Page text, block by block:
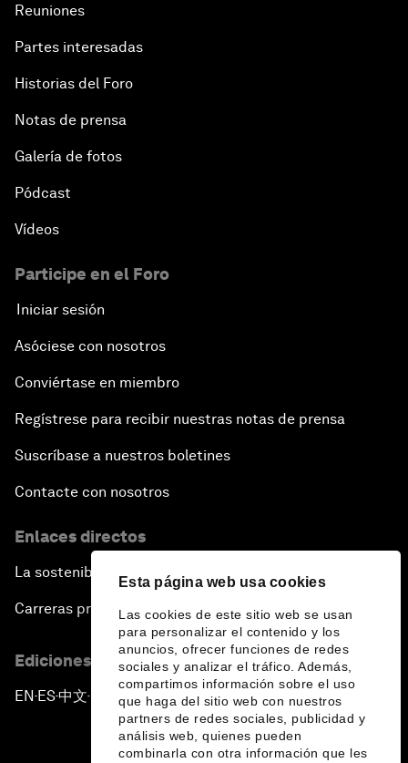
Esta página web usa cookies
Las cookies de este sitio web se usan
para personalizar el contenido y los
anuncios, ofrecer funciones de redes
sociales y analizar el tráfico. Además,
compartimos información sobre el uso
que haga del sitio web con nuestros
partners de redes sociales, publicidad y
análisis web, quienes pueden
combinarla con otra información que les
Reuniones
Partes interesadas
Historias del Foro
Notas de prensa
Galería de fotos
Pódcast
Vídeos
Participe en el Foro
Iniciar sesión
Asóciese con nosotros
Conviértase en miembro
Regístrese para recibir nuestras notas de prensa
Suscríbase a nuestros boletines
Contacte con nosotros
Enlaces directos
La sostenibilidad en el Foro
Carreras profesionales
Ediciones en otros idiomas
EN ▪ES▪中文▪ 日本語